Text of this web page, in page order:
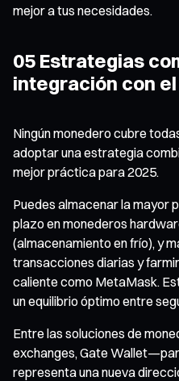
mejor a tus necesidades.
05 Estrategias
integración con
Ningún monedero cubre
adoptar una estrategia
mejor práctica para 2025.
Puedes almacenar la mayor
plazo en monederos
(almacenamiento en frío), y
transacciones diarias y
caliente como MetaMask.
un equilibrio óptimo entre
Entre las soluciones de
exchanges, Gate
representa una nueva